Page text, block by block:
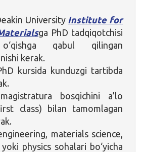
University Institute for
ga PhD tadqiqotchisi
qabul qilingan
kerak.
kursida kunduzgi tartibda
bosqichini a’lo
class) bilan tamomlagan
materials science,
physics sohalari bo‘yicha